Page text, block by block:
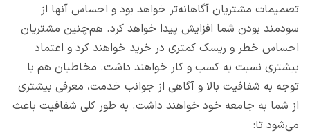
تصمیمات مشتریان آگاهانه‌تر خواهد بود و احساس آنها از
سودمند بودن شما افزایش پیدا خواهد کرد. هم‌چنین مشتریان
احساس خطر و ریسک کمتری در خرید خواهند کرد و اعتماد
بیشتری نسبت به کسب و کار خواهند داشت. مخاطبان هم با
توجه به شفافیت بالا و آگاهی از جوانب خدمت، معرفی بیشتری
از شما به جامعه خود خواهند داشت. به طور کلی شفافیت باعث
می‌شود تا: